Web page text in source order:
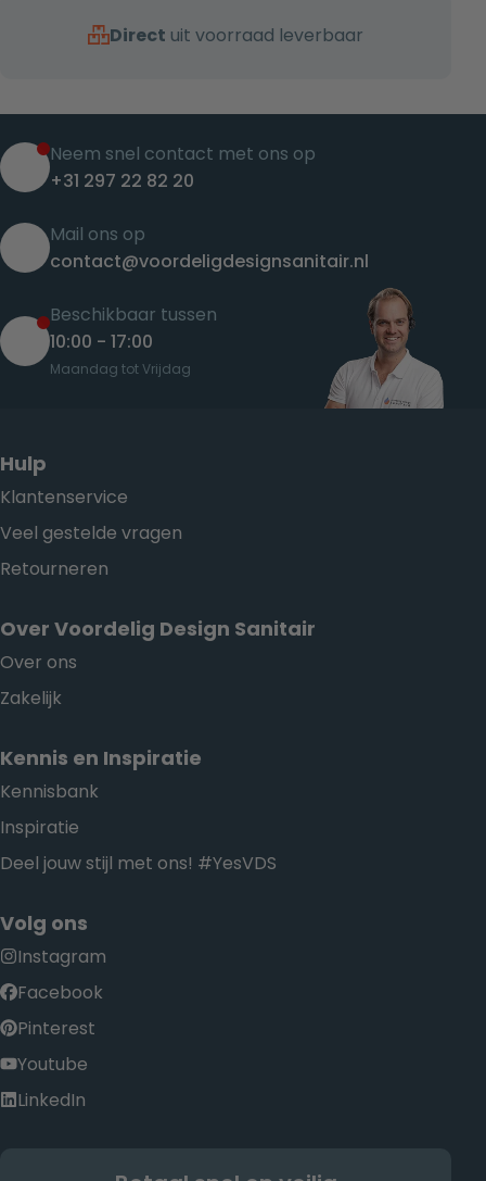
Direct uit voorraad leverbaar
Neem snel contact met ons op
+31 297 22 82 20
Mail ons op
contact@voordeligdesignsanitair.nl
Beschikbaar tussen
10:00 - 17:00
Maandag tot Vrijdag
Hulp
Klantenservice
Veel gestelde vragen
Retourneren
Over Voordelig Design Sanitair
Over ons
Zakelijk
Kennis en Inspiratie
Kennisbank
Inspiratie
Deel jouw stijl met ons! #YesVDS
Volg ons
Instagram
Facebook
Pinterest
Youtube
LinkedIn